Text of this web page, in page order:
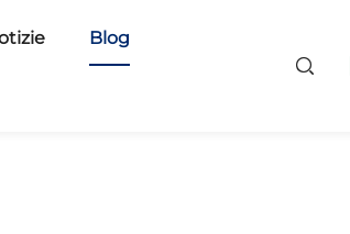
Blog